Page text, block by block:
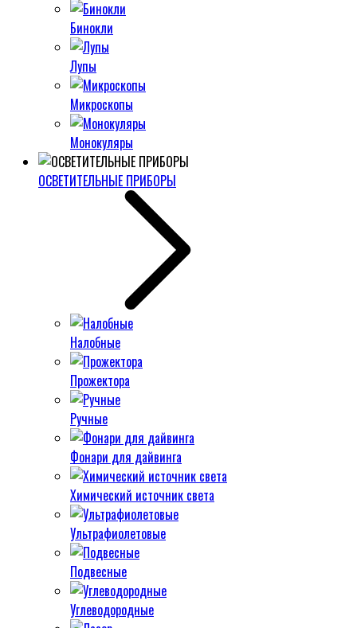
Бинокли
Лупы
Микроскопы
Монокуляры
ОСВЕТИТЕЛЬНЫЕ ПРИБОРЫ
Налобные
Прожектора
Ручные
Фонари для дайвинга
Химический источник света
Ультрафиолетовые
Подвесные
Углеводородные